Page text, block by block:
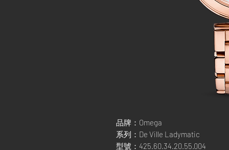
品牌：Omega
系列：De Ville Ladymatic
型號：425.60.34.20.55.004